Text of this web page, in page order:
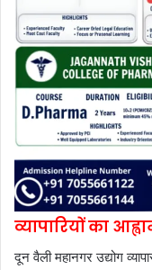
व्यापारियों का
दून वैली महानगर उद्योग